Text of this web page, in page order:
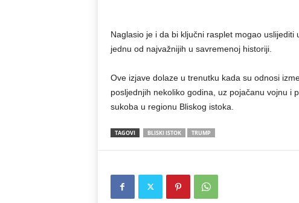
Naglasio je i da bi ključni rasplet mogao
jednu od najvažnijih u savremenoj historiji.
Ove izjave dolaze u trenutku kada su odnosi
posljednjih nekoliko godina, uz pojačanu vojnu i
sukoba u regionu Bliskog istoka.
TAGOVI BLISKI ISTOK TRUMP